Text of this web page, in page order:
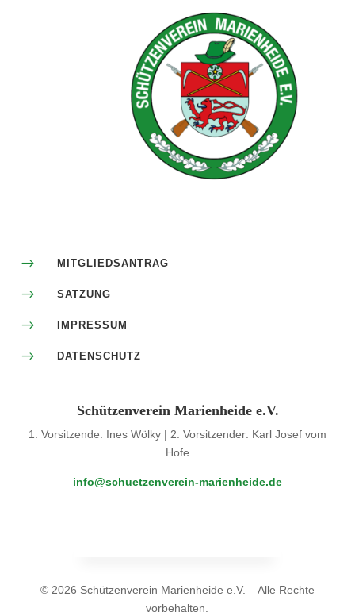
$ MITGLIEDSANTRAG
$ SATZUNG
$ IMPRESSUM
$ DATENSCHUTZ
Schützenverein Marienheide e.V.
1. Vorsitzende: Ines Wölky | 2. Vorsitzender: Karl Josef vom
Hofe
info@schuetzenverein-marienheide.de
© 2026 Schützenverein Marienheide e.V. – Alle Rechte
vorbehalten.